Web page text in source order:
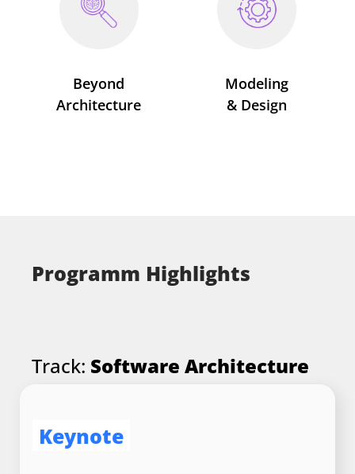
Beyond
Architecture
Modeling
& Design
Programm Highlights
Track: Software Architecture
Keynote